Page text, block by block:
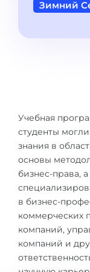
Города
КАРЬЕРНОЕ
Тест Голланда
Тест Карта
Тест RIASEC
Успех на
100%
Другая
ПОСТУПАЕМ
Россия
Украина
Казахстан
Зимний
Учебная
студенты
знания в
основы
бизнес-права,
в бизнес-
коммерческих
компаний,
компаний и